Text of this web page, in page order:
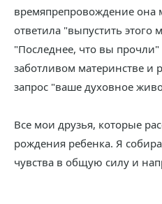
времяпрепровождение она
ответила "выпустить этого
"Последнее, что вы прочли"
заботливом материнстве и
запрос "ваше духовное
Все мои друзья, которые
рождения ребенка. Я
чувства в общую силу и